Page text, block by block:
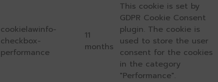
cookielawinfo-
checkbox-
performance
11
months
This cookie is set by
GDPR Cookie Consent
plugin. The cookie is
used to store the user
consent for the cookies
in the category
"Performance".